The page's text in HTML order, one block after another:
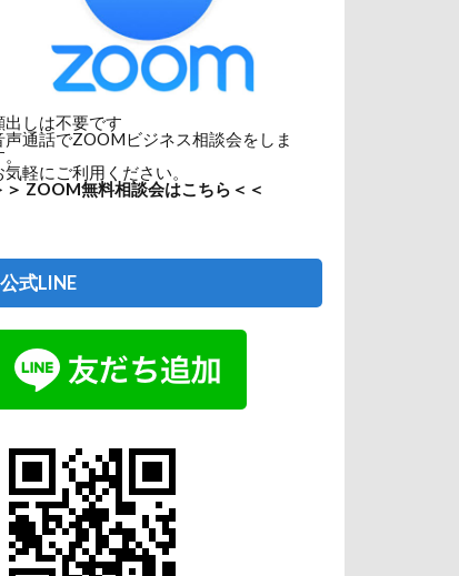
出しは不要です
声通話でZOOMビジネス相談会をしま
気軽にご利用ください。
＞ ZOOM無料相談会はこちら＜＜
公式LINE